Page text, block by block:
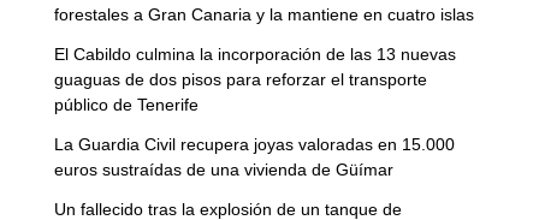
forestales a Gran Canaria y la mantiene en cuatro islas
El Cabildo culmina la incorporación de las 13 nuevas
guaguas de dos pisos para reforzar el transporte
público de Tenerife
La Guardia Civil recupera joyas valoradas en 15.000
euros sustraídas de una vivienda de Güímar
Un fallecido tras la explosión de un tanque de